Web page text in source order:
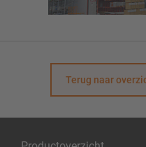
Terug naar